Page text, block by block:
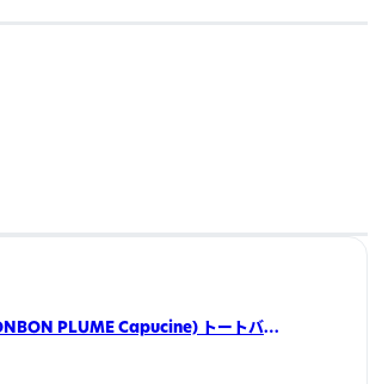
PLUME Capucine) トートバッ